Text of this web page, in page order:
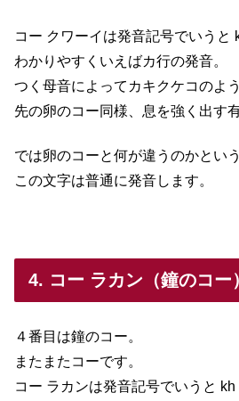
コー クワーイは発音記号でいうと
わかりやすくいえばカ行の発音。
つく母音によってカキクケコのよ
先の卵のコー同様、息を強く出す
では卵のコーと何が違うのかとい
この文字は普通に発音します。
4. コー ラカン（鐘のコー）
４番目は鐘のコー。
またまたコーです。
コー ラカンは発音記号でいうと kh